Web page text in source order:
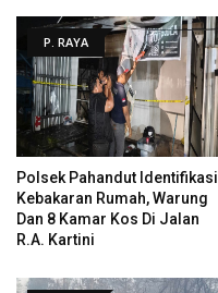
P. RAYA
Polsek Pahandut Identifikasi
Kebakaran Rumah, Warung
Dan 8 Kamar Kos Di Jalan
R.A. Kartini